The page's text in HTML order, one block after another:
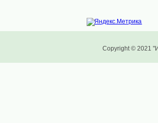
Copyright © 2021